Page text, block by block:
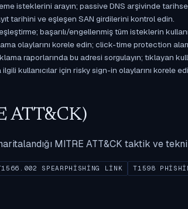
isteklerini arayın; passive DNS arşivinde
tarihini ve eşleşen SAN girdilerini kontrol edin.
başarılı/engellenmiş tüm isteklerin
olaylarını korele edin; click-time protection
raporlarında bu adresi sorgulayın; tıklayan
kullanıcılar için risky sign-in olaylarını korele
ATT&CK)
MITRE ATT&CK taktik ve
SPEARPHISHING LINK T1598